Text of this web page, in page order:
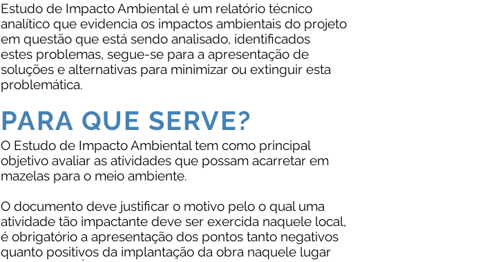
Estudo de Impacto Ambiental é um relatório técnico
analítico que evidencia os impactos ambientais do projeto
em questão que está sendo analisado, identificados
estes problemas, segue-se para a apresentação de
soluções e alternativas para minimizar ou extinguir esta
problemática.
PARA QUE SERVE?
O Estudo de Impacto Ambiental tem como principal
objetivo avaliar as atividades que possam acarretar em
mazelas para o meio ambiente.
O documento deve justificar o motivo pelo o qual uma
atividade tão impactante deve ser exercida naquele local,
é obrigatório a apresentação dos pontos tanto negativos
quanto positivos da implantação da obra naquele lugar